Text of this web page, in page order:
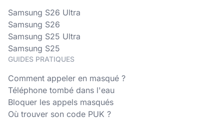
Samsung S26 Ultra
Samsung S26
Samsung S25 Ultra
Samsung S25
GUIDES PRATIQUES
Comment appeler en masqué ?
Téléphone tombé dans l'eau
Bloquer les appels masqués
Où trouver son code PUK ?